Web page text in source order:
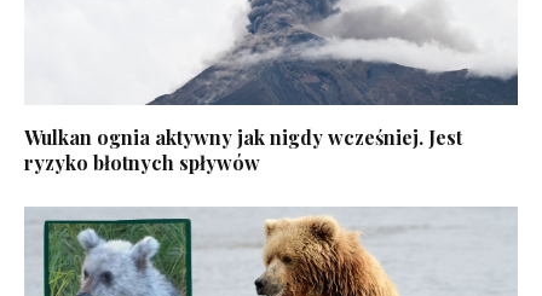
Wulkan ognia aktywny jak nigdy wcześniej. Jest
ryzyko błotnych spływów